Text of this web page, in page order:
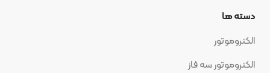
دسته ها
الکتروموتور
الکتروموتور سه فاز